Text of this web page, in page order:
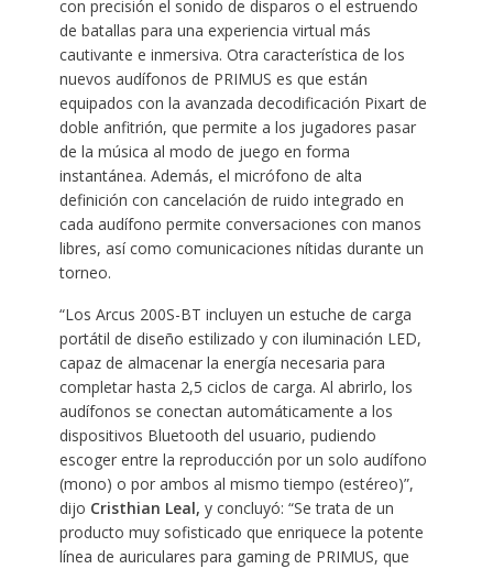
con precisión el sonido de disparos o el estruendo
de batallas para una experiencia virtual más
cautivante e inmersiva. Otra característica de los
nuevos audífonos de PRIMUS es que están
equipados con la avanzada decodificación Pixart de
doble anfitrión, que permite a los jugadores pasar
de la música al modo de juego en forma
instantánea. Además, el micrófono de alta
definición con cancelación de ruido integrado en
cada audífono permite conversaciones con manos
libres, así como comunicaciones nítidas durante un
torneo.
“Los Arcus 200S-BT incluyen un estuche de carga
portátil de diseño estilizado y con iluminación LED,
capaz de almacenar la energía necesaria para
completar hasta 2,5 ciclos de carga. Al abrirlo, los
audífonos se conectan automáticamente a los
dispositivos Bluetooth del usuario, pudiendo
escoger entre la reproducción por un solo audífono
(mono) o por ambos al mismo tiempo (estéreo)”,
dijo Cristhian Leal, y concluyó: “Se trata de un
producto muy sofisticado que enriquece la potente
línea de auriculares para gaming de PRIMUS, que